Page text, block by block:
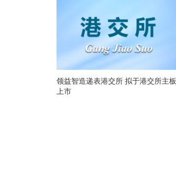
领益智造递表港交所 拟于港交所主板
上市